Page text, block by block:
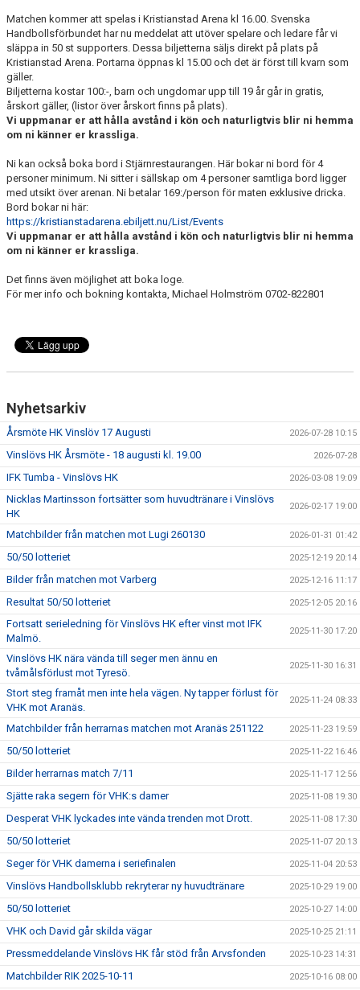
Matchen kommer att spelas i Kristianstad Arena kl 16.00. Svenska
Handbollsförbundet har nu meddelat att utöver spelare och ledare får vi
släppa in 50 st supporters. Dessa biljetterna säljs direkt på plats på
Kristianstad Arena. Portarna öppnas kl 15.00 och det är först till kvarn som
gäller.
Biljetterna kostar 100:-, barn och ungdomar upp till 19 år går in gratis,
årskort gäller, (listor över årskort finns på plats).
Vi uppmanar er att hålla avstånd i kön och naturligtvis blir ni hemma
om ni känner er krassliga.
Ni kan också boka bord i Stjärnrestaurangen. Här bokar ni bord för 4
personer minimum. Ni sitter i sällskap om 4 personer samtliga bord ligger
med utsikt över arenan. Ni betalar 169:/person för maten exklusive dricka.
Bord bokar ni här:
https://kristianstadarena.ebiljett.nu/List/Events
Vi uppmanar er att hålla avstånd i kön och naturligtvis blir ni hemma
om ni känner er krassliga.
Det finns även möjlighet att boka loge.
För mer info och bokning kontakta, Michael Holmström 0702-822801
Nyhetsarkiv
Årsmöte HK Vinslöv 17 Augusti 2026-07-28 10:15
Vinslövs HK Årsmöte - 18 augusti kl. 19.00 2026-07-28
IFK Tumba - Vinslövs HK 2026-03-08 19:09
Nicklas Martinsson fortsätter som huvudtränare i Vinslövs
HK
2026-02-17 19:00
Matchbilder från matchen mot Lugi 260130 2026-01-31 01:42
50/50 lotteriet 2025-12-19 20:14
Bilder från matchen mot Varberg 2025-12-16 11:17
Resultat 50/50 lotteriet 2025-12-05 20:16
Fortsatt serieledning för Vinslövs HK efter vinst mot IFK
Malmö.
2025-11-30 17:20
Vinslövs HK nära vända till seger men ännu en
tvåmålsförlust mot Tyresö.
2025-11-30 16:31
Stort steg framåt men inte hela vägen. Ny tapper förlust för
VHK mot Aranäs.
2025-11-24 08:33
Matchbilder från herrarnas matchen mot Aranäs 251122 2025-11-23 19:59
50/50 lotteriet 2025-11-22 16:46
Bilder herrarnas match 7/11 2025-11-17 12:56
Sjätte raka segern för VHK:s damer 2025-11-08 19:30
Desperat VHK lyckades inte vända trenden mot Drott. 2025-11-08 17:30
50/50 lotteriet 2025-11-07 20:13
Seger för VHK damerna i seriefinalen 2025-11-04 20:53
Vinslövs Handbollsklubb rekryterar ny huvudtränare 2025-10-29 19:00
50/50 lotteriet 2025-10-27 14:00
VHK och David går skilda vägar 2025-10-25 21:11
Pressmeddelande Vinslövs HK får stöd från Arvsfonden 2025-10-23 14:31
Matchbilder RIK 2025-10-11 2025-10-16 08:00